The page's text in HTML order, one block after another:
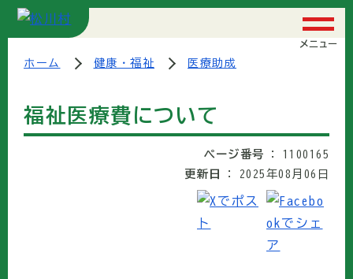
メニュー
ホーム 健康・福祉 医療助成
福祉医療費について
ページ番号
1100165
更新日
2025年08月06日